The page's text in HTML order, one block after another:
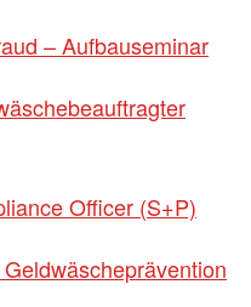
– Aufbauseminar
Officer (S+P)